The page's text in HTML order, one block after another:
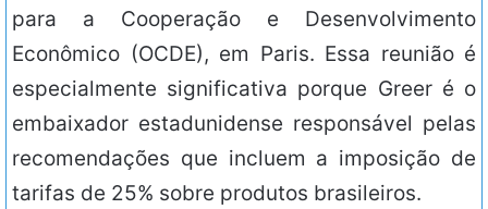
para a Cooperação e Desenvolvimento
Econômico (OCDE), em Paris. Essa reunião é
especialmente significativa porque Greer é o
embaixador estadunidense responsável pelas
recomendações que incluem a imposição de
tarifas de 25% sobre produtos brasileiros.